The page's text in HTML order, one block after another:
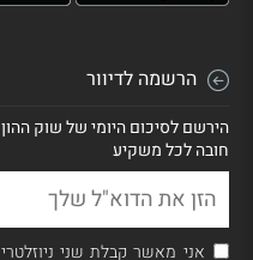
הרשמה לדיוור
הירשם לסיכום היומי של שוק
חובה לכל משקיע
אני מאשר קבלת שני